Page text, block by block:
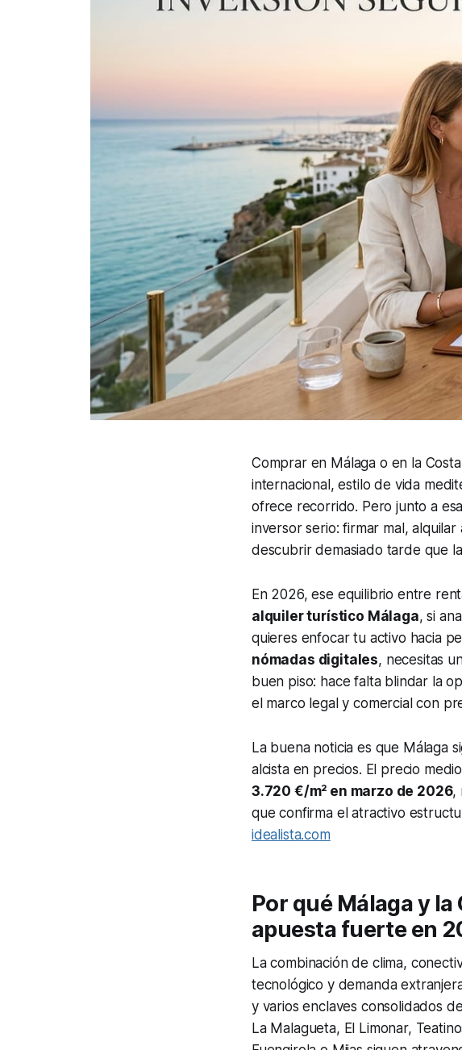
Comprar en Málaga o en la
internacional, estilo de vida
ofrece recorrido. Pero junto a
inversor serio: firmar mal,
descubrir demasiado tarde que
En 2026, ese equilibrio entre
alquiler turístico Málaga, si
quieres enfocar tu activo hacia
nómadas digitales, necesitas
buen piso: hace falta blindar la
el marco legal y comercial con
La buena noticia es que Málaga
alcista en precios. El precio
3.720 €/m² en marzo de 2026,
que confirma el atractivo
idealista.com
Por qué Málaga y
apuesta fuerte en
La combinación de clima,
tecnológico y demanda
y varios enclaves consolidados
La Malagueta, El Limonar,